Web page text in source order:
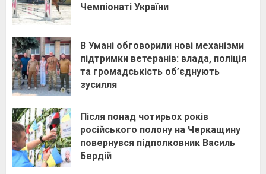
Чемпіонаті України
В Умані обговорили нові механізми
підтримки ветеранів: влада, поліція
та громадськість об’єднують
зусилля
Після понад чотирьох років
російського полону на Черкащину
повернувся підполковник Василь
Бердій